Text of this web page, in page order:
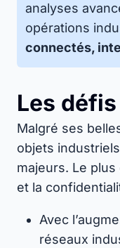
analyses
opérations
connectés,
Les défis
Malgré ses
objets
majeurs. Le
et la
Avec
réseaux